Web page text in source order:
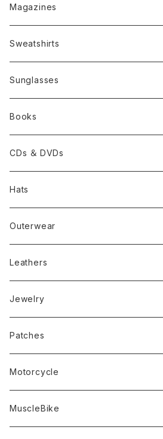
Magazines
Sweatshirts
Sunglasses
Books
CDs ＆ DVDs
Hats
Outerwear
Leathers
Jewelry
Patches
Motorcycle
MuscleBike